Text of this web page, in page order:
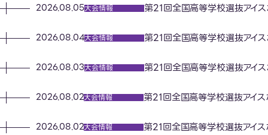
第21回全国高等学校選抜アイ
2026.08.05大会情報
第21回全国高等学校選抜アイ
2026.08.04大会情報
第21回全国高等学校選抜アイ
2026.08.03大会情報
第21回全国高等学校選抜アイ
2026.08.02大会情報
第21回全国高等学校選抜アイ
2026.08.02大会情報